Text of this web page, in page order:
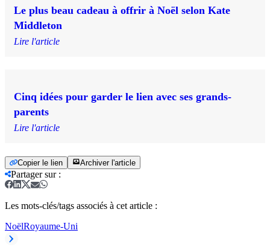
Le plus beau cadeau à offrir à Noël selon Kate
Middleton
Lire l'article
Cinq idées pour garder le lien avec ses grands-
parents
Lire l'article
Copier le lien Archiver l'article
Partager sur:
Les mots-clés/tags associés à cet article :
NoëlRoyaume-Uni